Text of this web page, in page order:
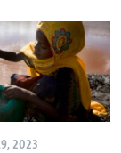
2023